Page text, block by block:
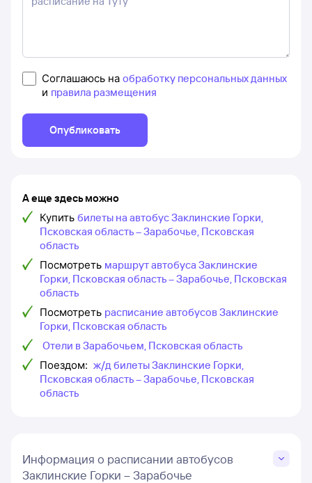
Соглашаюсь на обработку персональных данных
и правила размещения
Опубликовать
А еще здесь можно
Купить билеты на автобус Заклинские Горки,
Псковская область – Зарабочье, Псковская
область
Посмотреть маршрут автобуса Заклинские
Горки, Псковская область – Зарабочье, Псковская
область
Посмотреть расписание автобусов Заклинские
Горки, Псковская область
Отели в Зарабочьем, Псковская область
Поездом: ж/д билеты Заклинские Горки,
Псковская область – Зарабочье, Псковская
область
Информация о расписании автобусов
Заклинские Горки – Зарабочье